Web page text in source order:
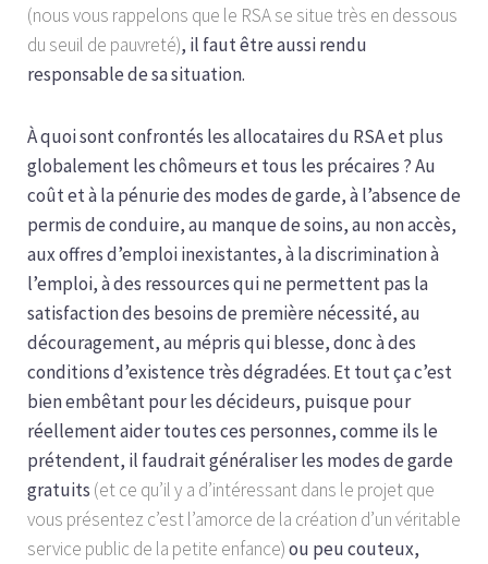
(nous vous rappelons que le RSA se situe très en dessous
du seuil de pauvreté), il faut être aussi rendu
responsable de sa situation.
À quoi sont confrontés les allocataires du RSA et plus
globalement les chômeurs et tous les précaires ? Au
coût et à la pénurie des modes de garde, à l’absence de
permis de conduire, au manque de soins, au non accès,
aux offres d’emploi inexistantes, à la discrimination à
l’emploi, à des ressources qui ne permettent pas la
satisfaction des besoins de première nécessité, au
découragement, au mépris qui blesse, donc à des
conditions d’existence très dégradées. Et tout ça c’est
bien embêtant pour les décideurs, puisque pour
réellement aider toutes ces personnes, comme ils le
prétendent, il faudrait généraliser les modes de garde
gratuits (et ce qu’il y a d’intéressant dans le projet que
vous présentez c’est l’amorce de la création d’un véritable
service public de la petite enfance)ou peu couteux,